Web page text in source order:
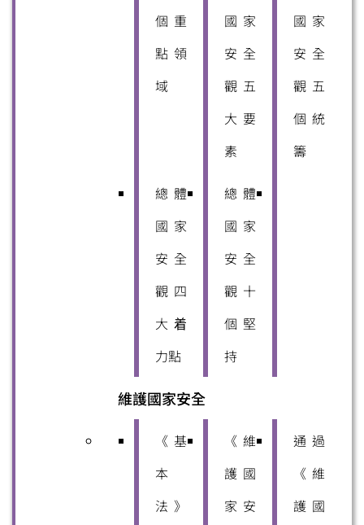
個重
點領
域
國家
安全
觀五
大要
素
國家
安全
觀五
個統
籌
總體
國家
安全
觀四
大着
力點
總體
國家
安全
觀十
個堅
持
維護國家安全
《基
本
法》
《維
護國
家安
通過
《維
護國